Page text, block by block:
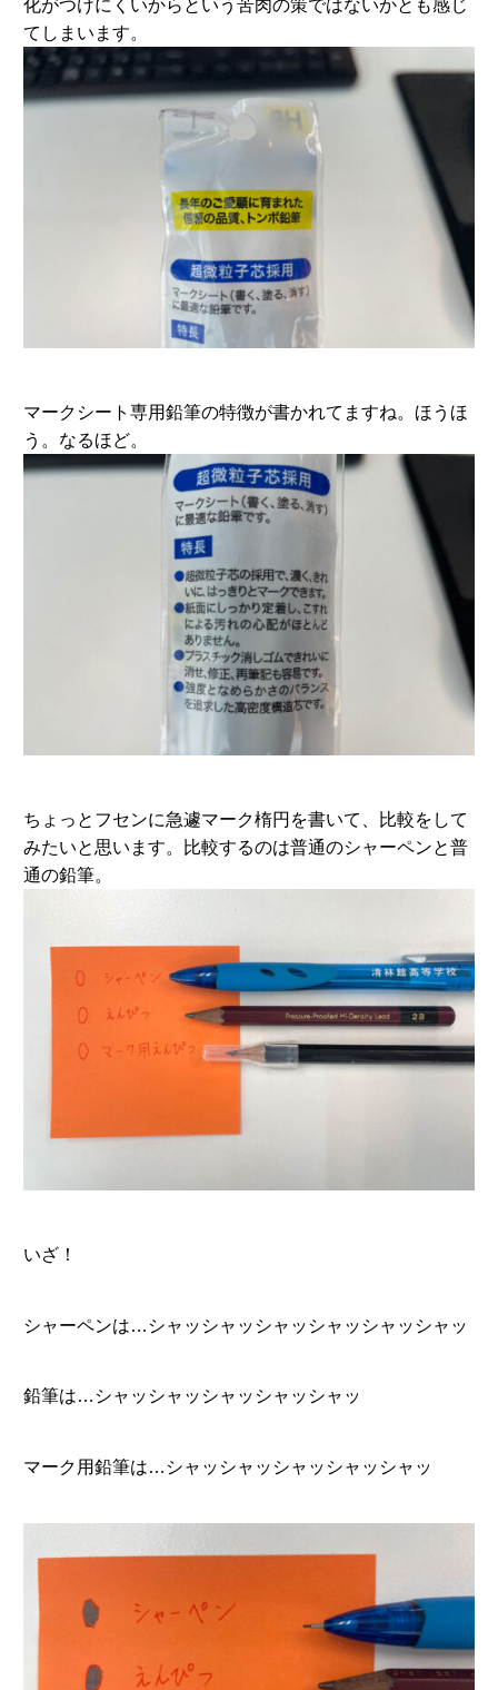
化がつけにくいからという苦肉の策ではないかとも感じ
てしまいます。
マークシート専用鉛筆の特徴が書かれてますね。ほうほ
う。なるほど。
ちょっとフセンに急遽マーク楕円を書いて、比較をして
みたいと思います。比較するのは普通のシャーペンと普
通の鉛筆。
いざ！
シャーペンは…シャッシャッシャッシャッシャッシャッ
鉛筆は…シャッシャッシャッシャッシャッ
マーク用鉛筆は…シャッシャッシャッシャッシャッ